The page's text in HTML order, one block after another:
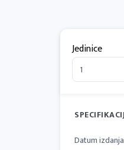
Jedinice
Datum izdanja